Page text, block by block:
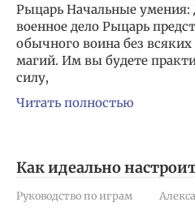
Рыцарь Начальные
военное дело Рыцарь
обычного воина без
магий. Им вы будете
силу,
Читать полностью
Как идеально
Руководство по играм